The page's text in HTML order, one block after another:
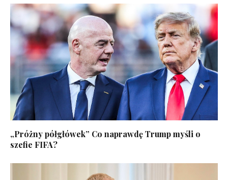
„Próżny półgłówek” Co naprawdę Trump myśli o
szefie FIFA?